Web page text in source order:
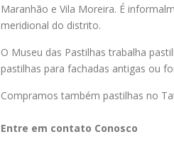
Maranhão e Vila Moreira. É
meridional do distrito.
O Museu das Pastilhas trabalha
pastilhas para fachadas antigas ou
Compramos também pastilhas no
Entre em contato Conosco